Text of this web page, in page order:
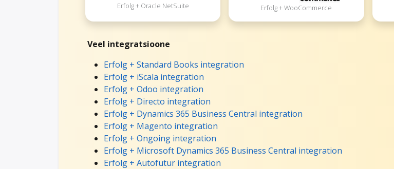
Erfolg + Oracle NetSuite Erfolg + WooCommerce
Veel integratsioone
Erfolg + Standard Books integration
Erfolg + iScala integration
Erfolg + Odoo integration
Erfolg + Directo integration
Erfolg + Dynamics 365 Business Central integration
Erfolg + Magento integration
Erfolg + Ongoing integration
Erfolg + Microsoft Dynamics 365 Business Central integration
Erfolg + Autofutur integration